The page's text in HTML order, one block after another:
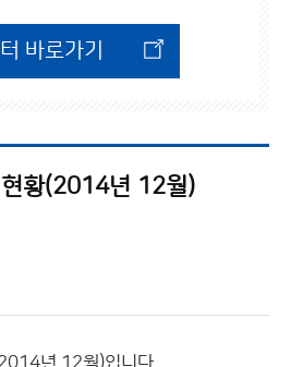
바로가기
황(2014년 12월)
년 12월)입니다.